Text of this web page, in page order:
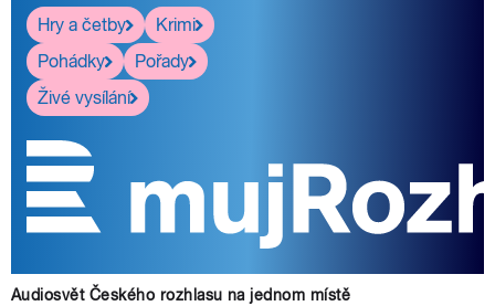
Hry a četby
Krimi
Pohádky
Pořady
Živé vysílání
Audiosvět Českého rozhlasu na jednom místě